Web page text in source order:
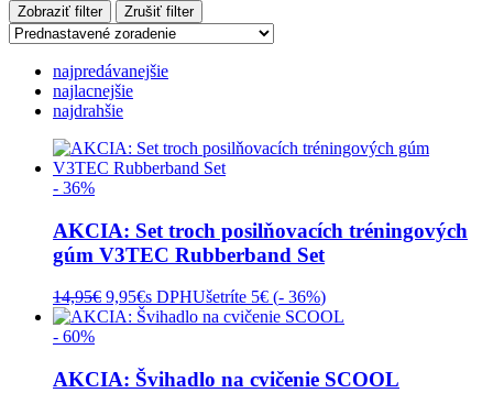
Zobraziť filter Zrušiť filter
najpredávanejšie
najlacnejšie
najdrahšie
- 36%
AKCIA: Set troch posilňovacích tréningových
gúm V3TEC Rubberband Set
14,95€ Pôvodná
cena
9,95€Aktuálna
cena
s DPHUšetríte 5€ (- 36%)
- 60%
AKCIA: Švihadlo na cvičenie SCOOL